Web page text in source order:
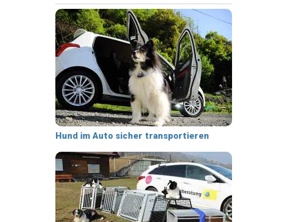
Hund im Auto sicher transportieren